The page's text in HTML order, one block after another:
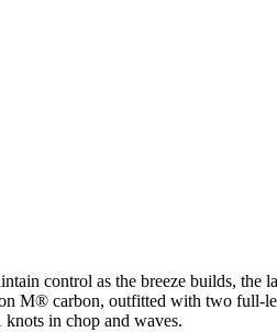
control as the breeze builds,
M® carbon, outfitted with two full-
in chop and waves.